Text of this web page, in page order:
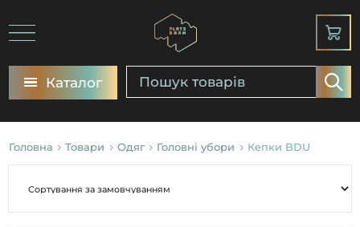
Каталог
Головна Товари Одяг Головні убори Кепки BDU